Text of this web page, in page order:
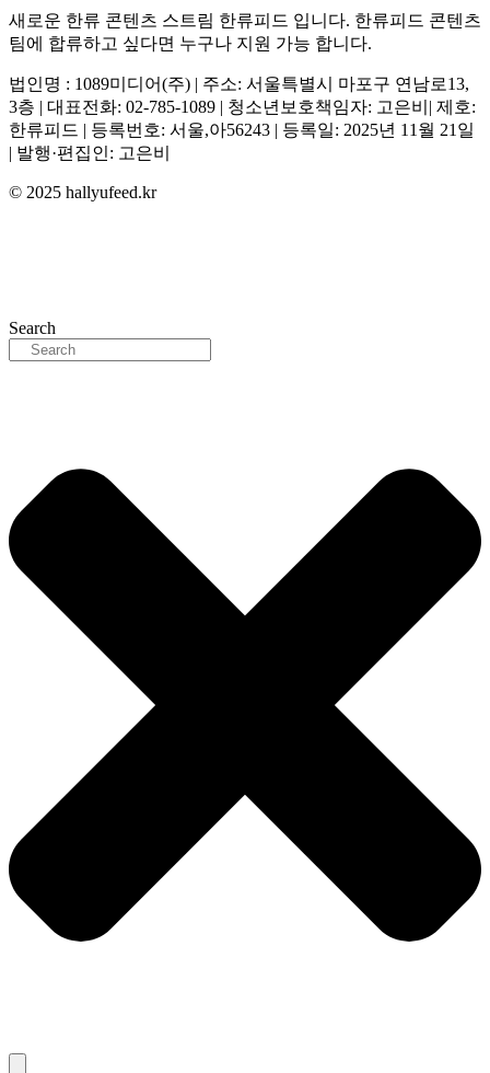
새로운 한류 콘텐츠 스트림 한류피드 입니다. 한류피드 콘텐츠
팀에 합류하고 싶다면 누구나 지원 가능 합니다.
법인명 : 1089미디어(주) | 주소: 서울특별시 마포구 연남로13,
3층 | 대표전화: 02-785-1089 | 청소년보호책임자: 고은비| 제호:
한류피드 | 등록번호: 서울,아56243 | 등록일: 2025년 11월 21일
| 발행·편집인: 고은비
© 2025 hallyufeed.kr
Search